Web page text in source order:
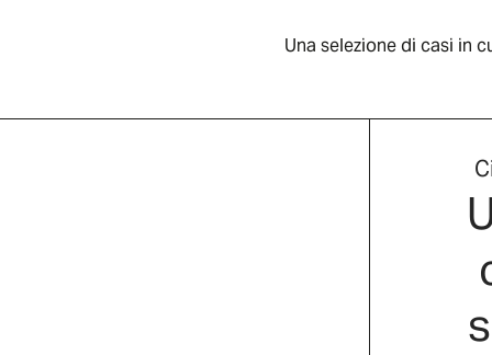
Una selezione di casi in